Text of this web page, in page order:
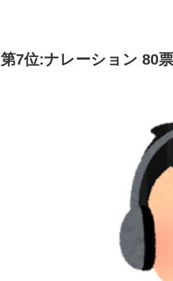
第7位:ナレーション 80票